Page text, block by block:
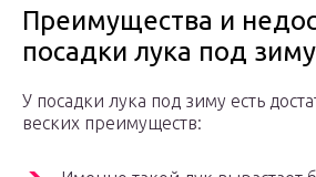
Преимущества и
посадки лука под зиму
У посадки лука под зиму есть
веских преимуществ: